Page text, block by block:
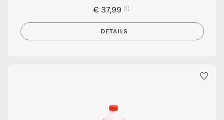
€ 37,99 [1]
DETAILS